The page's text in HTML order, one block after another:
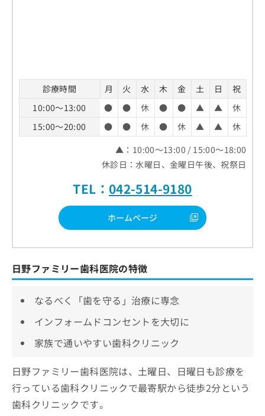
診療時間 月 火 水 木 金 土 日
祝
10:00～13:00
● ● 休 ● ● ▲ ▲
休
15:00～20:00
● ● 休 ● 休 ▲ ▲
休
▲：10:00～13:00 / 15:00～18:00
休診日：水曜日、金曜日午後、祝祭日
TEL： 042-514-9180
ホームページ
日野ファミリー歯科医院の特徴
なるべく「歯を守る」治療に専念
インフォームドコンセントを大切に
家族で通いやすい歯科クリニック
日野ファミリー歯科医院は、土曜日、日曜日も診療を
行っている歯科クリニックで最寄駅から徒歩2分という
歯科クリニックです。